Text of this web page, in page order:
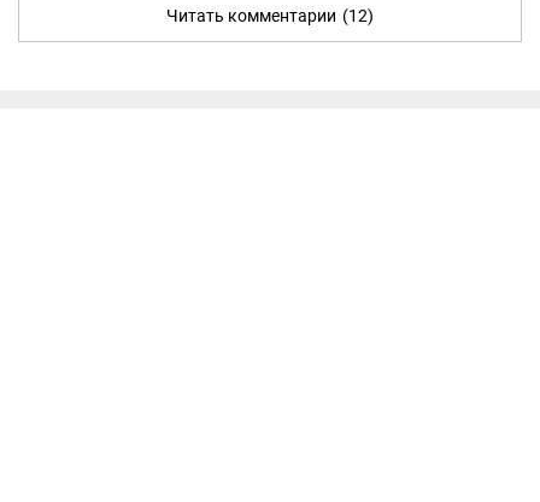
Читать комментарии (12)